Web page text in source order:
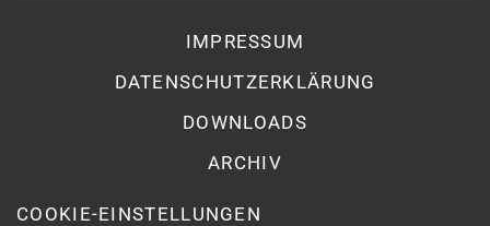
IMPRESSUM
DATENSCHUTZ­ERKLÄRUNG
DOWNLOADS
ARCHIV
COOKIE-EINSTELLUNGEN